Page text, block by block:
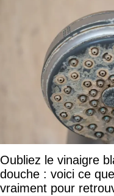
Oubliez le vinaigre
douche : voici ce
vraiment pour